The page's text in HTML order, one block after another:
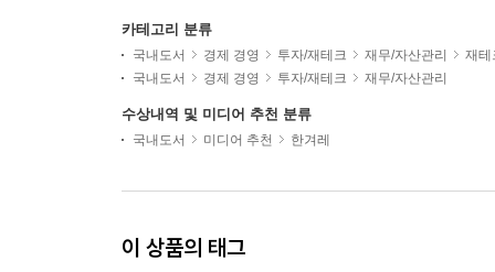
카테고리 분류
국내도서 경제 경영 투자/재테크 재무/자산관리
재테
국내도서
경제 경영 투자/재테크 재무/자산관리
수상내역 및 미디어 추천 분류
국내도서 미디어 추천 한겨레
이 상품의 태그